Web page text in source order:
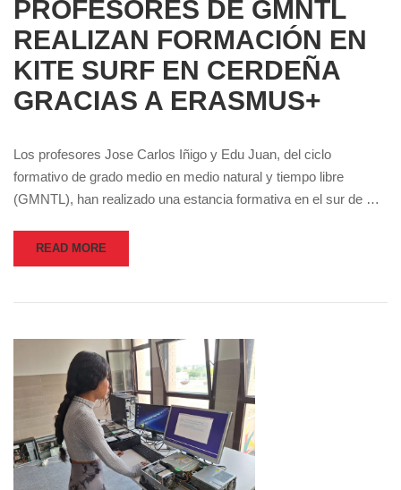
PROFESORES DE GMNTL
REALIZAN FORMACIÓN EN
KITE SURF EN CERDEÑA
GRACIAS A ERASMUS+
Los profesores Jose Carlos Iñigo y Edu Juan, del ciclo
formativo de grado medio en medio natural y tiempo libre
(GMNTL), han realizado una estancia formativa en el sur de …
READ MORE